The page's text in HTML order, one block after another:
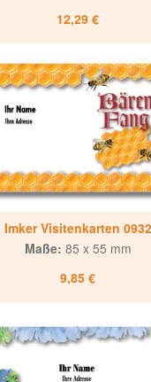
12,29 €
Imker Visitenkarten 0932
9,85 €
Maße: 85 x 55 mm